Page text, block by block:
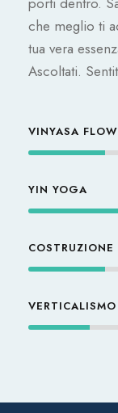
che meglio ti
tua vera
Ascoltati.
VINYASA FLOW
YIN YOGA
VERTICALISMO